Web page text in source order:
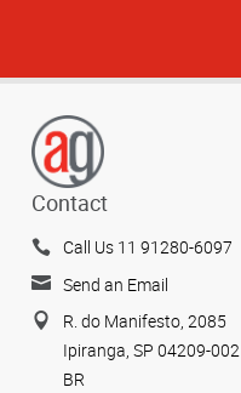
Contact
Call Us 11 91280-6097
Send an Email
R. do Manifesto, 2085
Ipiranga, SP 04209-002
BR